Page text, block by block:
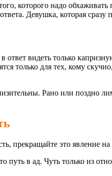
которого надо
Девушка, которая сразу
ответ видеть только
только для тех, кому
Рано или поздно
прекращайте это явление
в ад. Чуть только из